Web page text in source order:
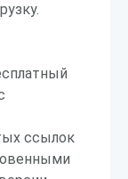
ссылок